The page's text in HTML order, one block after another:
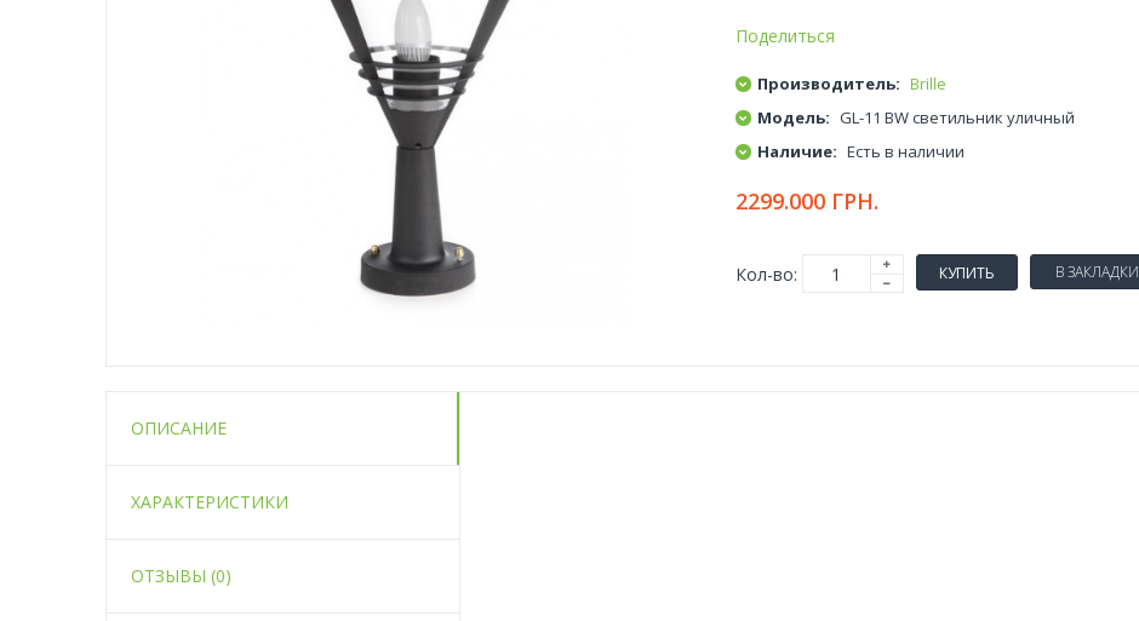
Поделиться
Производитель: Brille
Модель: GL-11 BW светильник уличный
Наличие: Есть в наличии
2299.000 ГРН.
Кол-во: КУПИТЬ В ЗАКЛАДКИ
ОПИСАНИЕ
ХАРАКТЕРИСТИКИ
ОТЗЫВЫ (0)